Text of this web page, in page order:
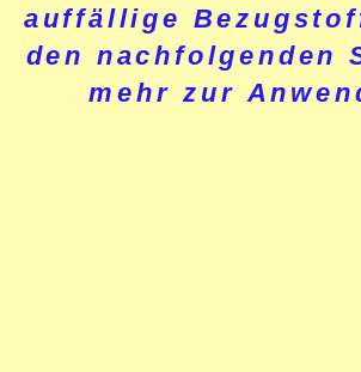
auffällige
den nachfolgenden
mehr zur